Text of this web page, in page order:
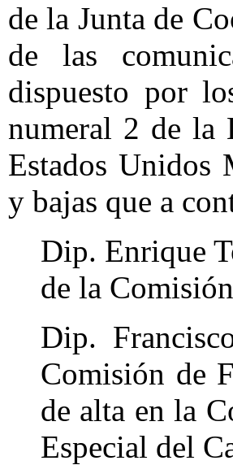
de la Junta de
de las
dispuesto por
numeral 2 de la
Estados Unidos
y bajas que a
Dip. Enrique
de la
Dip.
Comisión de
de alta en la
Especial del